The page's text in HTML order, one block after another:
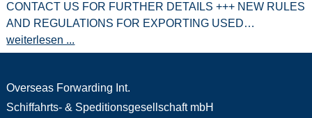
CONTACT US FOR FURTHER DETAILS +++ NEW RULES
AND REGULATIONS FOR EXPORTING USED…
weiterlesen ...
Overseas Forwarding Int.
Schiffahrts- & Speditionsgesellschaft mbH